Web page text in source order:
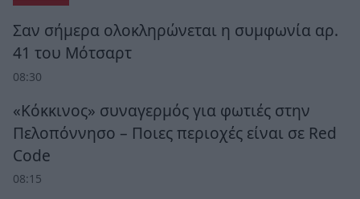
Σαν σήμερα ολοκληρώνεται η συμφωνία αρ.
41 του Μότσαρτ
08:30
«Κόκκινος» συναγερμός για φωτιές στην
Πελοπόννησο – Ποιες περιοχές είναι σε Red
Code
08:15